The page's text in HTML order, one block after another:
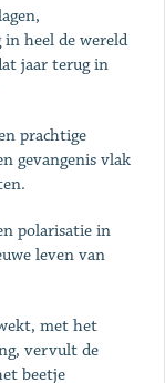
heel de wereld
jaar terug in
prachtige
gevangenis vlak
polarisatie in
leven van
met het
vervult de
beetje